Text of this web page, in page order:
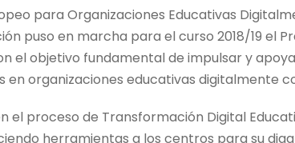
para Organizaciones Educativas
puso en marcha para el curso 2018/19 el
el objetivo fundamental de impulsar y
organizaciones educativas digitalmente
el proceso de Transformación Digital
herramientas a los centros para su